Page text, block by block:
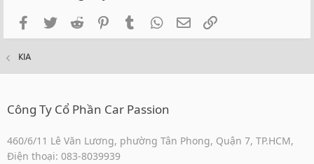
FacebookTwitterReddit PinterestTumblrWhatsApp
Email
KIA
Công Ty Cổ Phần Car Passion
460/6/11 Lê Văn Lương, phường Tân Phong, Quận 7, TP.HCM,
Điện thoại: 083-8039939